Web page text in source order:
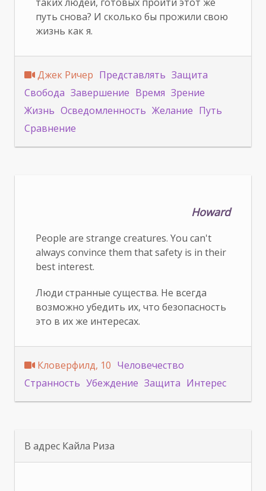
путь снова? И сколько бы прожили свою
жизнь как я.
Джек Ричер Представлять Защита
Свобода Завершение Время Зрение
Жизнь Осведомленность Желание Путь
Сравнение
Howard
People are strange creatures. You can't
always convince them that safety is in their
best interest.
Люди странные существа. Не всегда
возможно убедить их, что безопасность
это в их же интересах.
Кловерфилд, 10 Человечество
Странность Убеждение Защита Интерес
В адрес Кайла Риза